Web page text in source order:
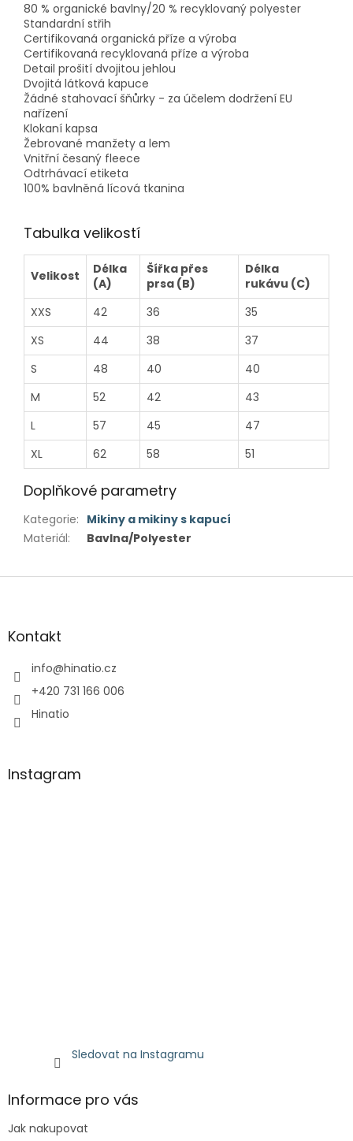
80 % organické bavlny/20 % recyklovaný polyester
Standardní střih
Certifikovaná organická příze a výroba
Certifikovaná recyklovaná příze a výroba
Detail prošití dvojitou jehlou
Dvojitá látková kapuce
Žádné stahovací šňůrky - za účelem dodržení EU
nařízení
Klokaní kapsa
Žebrované manžety a lem
Vnitřní česaný fleece
Odtrhávací etiketa
100% bavlněná lícová tkanina
Tabulka velikostí
Velikost
Délka
(A)
Šířka přes
prsa (B)
Délka
rukávu (C)
XXS
42 36
35
XS
44 38
37
S
48 40
40
M
52 42
43
L
57 45
47
XL
62 58 51
Doplňkové parametry
Kategorie: Mikiny a mikiny s kapucí
Materiál: Bavlna/Polyester
Z
aKontakt
info@hinatio.cz
+420 731 166 006
Hinatio
Instagram
Sledovat na Instagramu
Informace pro vás
Jak nakupovat